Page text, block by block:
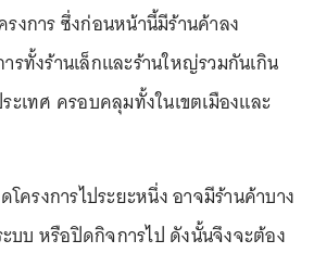
รงการ ซึ่งก่อนหน้านี้มีร้านค้าลง
ารทั้งร้านเล็กและร้านใหญ่รวมกันเกิน
ะเทศ ครอบคลุมทั้งในเขตเมืองและ
ครงการไประยะหนึ่ง อาจมีร้านค้าบาง
บบ หรือปิดกิจการไป ดังนั้นจึงจะต้อง